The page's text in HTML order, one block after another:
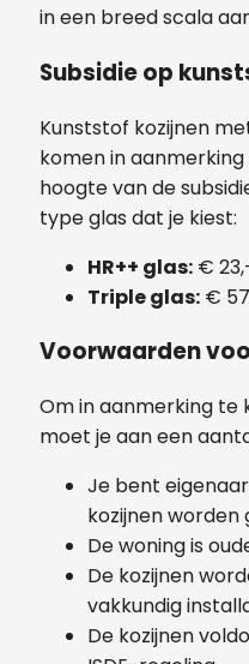
in een breed scala
Subsidie op
Kunststof kozijnen
komen in aanmerking
hoogte van de
type glas dat je kiest:
HR++ glas: €
Triple glas: €
Voorwaarden
Om in aanmerking te
moet je aan een
Je bent
kozijnen worden
De woning is
De kozijnen
vakkundig
De kozijnen